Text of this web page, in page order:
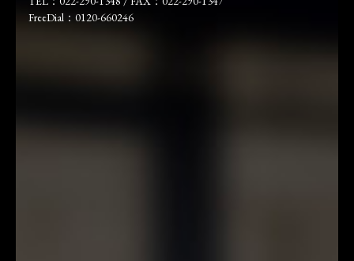
FreeDial：0120-660246